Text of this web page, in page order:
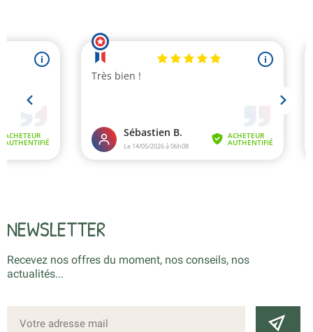
NEWSLETTER
Recevez nos offres du moment, nos conseils, nos
actualités...